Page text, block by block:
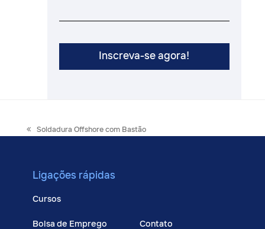
previous
Soldadura Offshore com Bastão
Ligações rápidas
Cursos
Bolsa de Emprego Contato